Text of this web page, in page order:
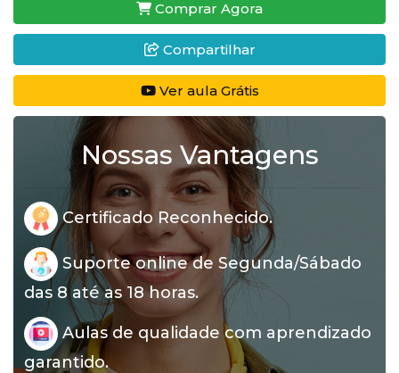
Comprar Agora
Compartilhar
Ver aula Grátis
Nossas Vantagens
Certificado Reconhecido.
Suporte online de Segunda/Sábado
das 8 até as 18 horas.
Aulas de qualidade com aprendizado
garantido.